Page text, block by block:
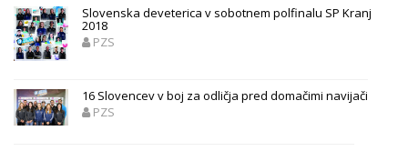
Slovenska deveterica v sobotnem polfinalu SP Kranj
2018
PZS
16 Slovencev v boj za odličja pred domačimi navijači
PZS